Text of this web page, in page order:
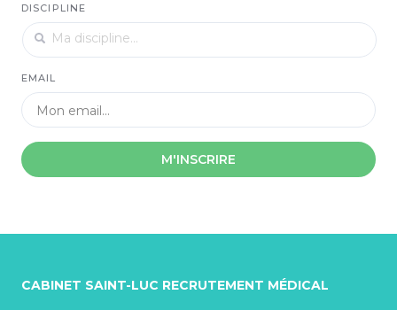
DISCIPLINE
EMAIL
M'INSCRIRE
CABINET SAINT-LUC RECRUTEMENT MÉDICAL